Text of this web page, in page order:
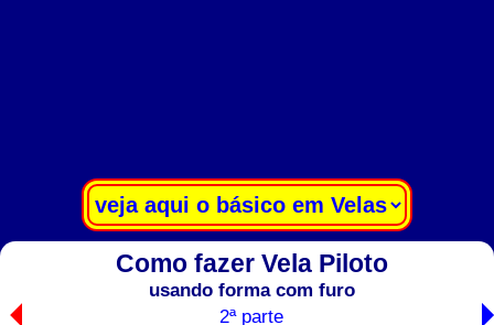
Como fazer Vela Piloto
usando forma com furo
2ª parte